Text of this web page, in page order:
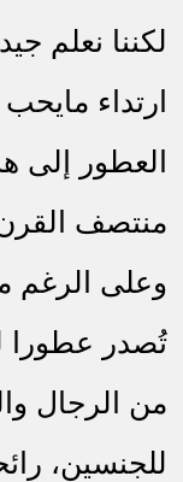
لكننا نعلم
ارتداء
العطور إلى
منتصف
وعلى الرغم
تُصدر عطورا
من الرجال
للجنسين،